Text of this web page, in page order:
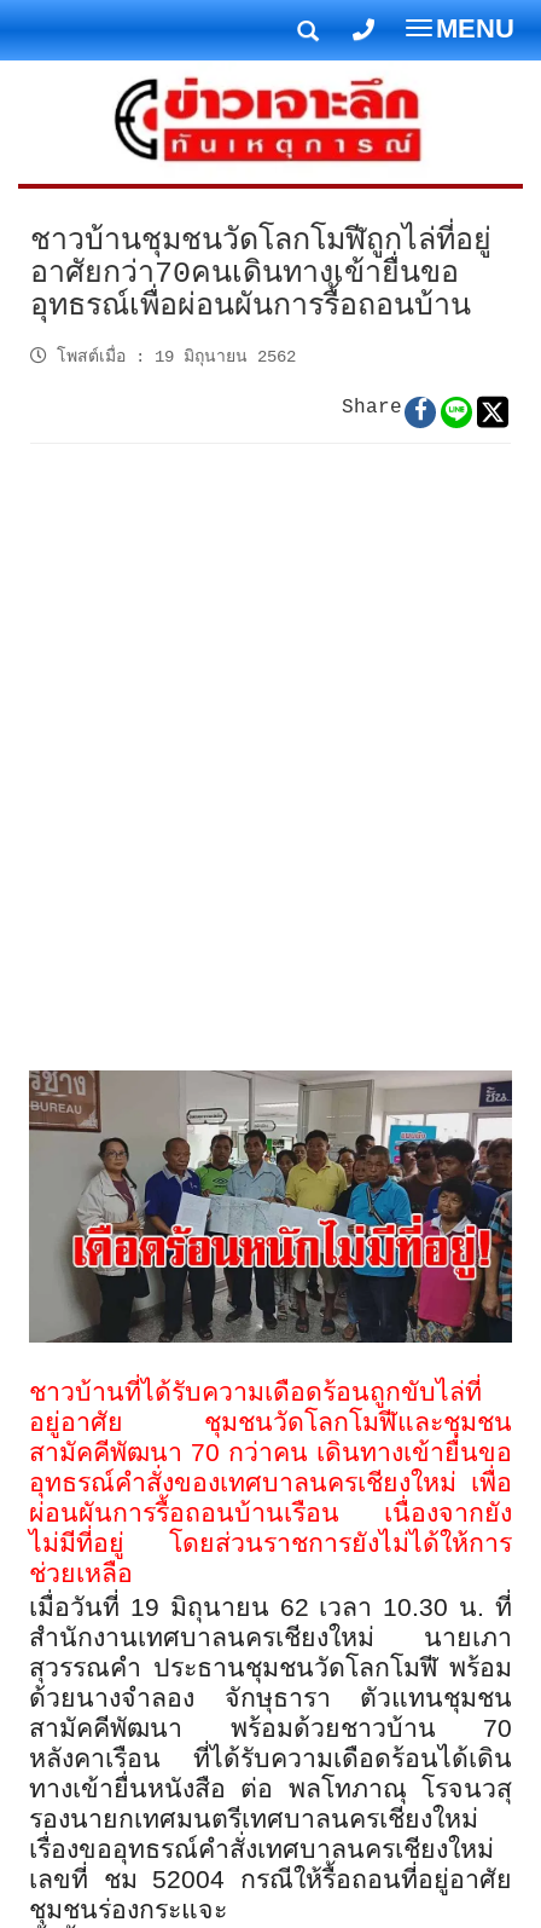
T
o
g
g
l
e
n
a
v
i
t
MENU
ชาวบ้านชุมชนวัดโลกโมฬีถูกไล่ที่อยู่
อาศัยกว่า70คนเดินทางเข้ายื่นขอ
อุทธรณ์เพื่อผ่อนผันการรื้อถอนบ้าน
โพสต์เมื่อ : 19 มิถุนายน 2562
Share
ชาวบ้านที่ได้รับความเดือดร้อนถูกขับไล่ที่
อยู่อาศัย ชุมชนวัดโลกโมฬีและชุมชน
สามัคคีพัฒนา 70 กว่าคน เดินทางเข้ายื่นขอ
อุทธรณ์คำสั่งของเทศบาลนครเชียงใหม่ เพื่อ
ผ่อนผันการรื้อถอนบ้านเรือน เนื่องจากยัง
ไม่มีที่อยู่ โดยส่วนราชการยังไม่ได้ให้การ
ช่วยเหลือ
เมื่อวันที่ 19 มิถุนายน 62 เวลา 10.30 น. ที่
สำนักงานเทศบาลนครเชียงใหม่ นายเภา
สุวรรณคำ ประธานชุมชนวัดโลกโมฬี พร้อม
ด้วยนางจำลอง จักษุธารา ตัวแทนชุมชน
สามัคคีพัฒนา พร้อมด้วยชาวบ้าน 70
หลังคาเรือน ที่ได้รับความเดือดร้อนได้เดิน
ทางเข้ายื่นหนังสือ ต่อ พลโทภาณุ โรจนวสุ
รองนายกเทศมนตรีเทศบาลนครเชียงใหม่
เรื่องขออุทธรณ์คำสั่งเทศบาลนครเชียงใหม่
เลขที่ ชม 52004 กรณีให้รื้อถอนที่อยู่อาศัย
ชุมชนร่องกระแจะ